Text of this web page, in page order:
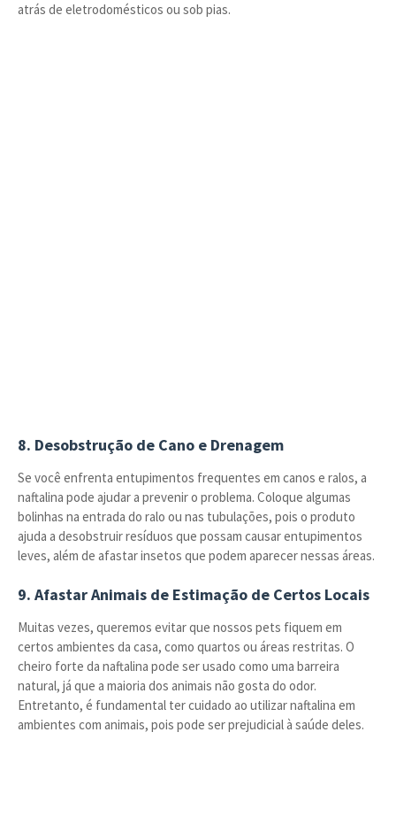
atrás de eletrodomésticos ou sob pias.
8. Desobstrução de Cano e Drenagem
Se você enfrenta entupimentos frequentes em canos e ralos, a
naftalina pode ajudar a prevenir o problema. Coloque algumas
bolinhas na entrada do ralo ou nas tubulações, pois o produto
ajuda a desobstruir resíduos que possam causar entupimentos
leves, além de afastar insetos que podem aparecer nessas áreas.
9. Afastar Animais de Estimação de Certos Locais
Muitas vezes, queremos evitar que nossos pets fiquem em
certos ambientes da casa, como quartos ou áreas restritas. O
cheiro forte da naftalina pode ser usado como uma barreira
natural, já que a maioria dos animais não gosta do odor.
Entretanto, é fundamental ter cuidado ao utilizar naftalina em
ambientes com animais, pois pode ser prejudicial à saúde deles.